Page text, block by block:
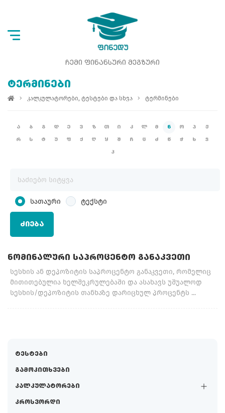
ᲩᲔᲛᲘ ᲤᲘᲜᲐᲜᲡᲣᲠᲘ ᲛᲔᲒᲖᲣᲠᲘ
ტესტები
გამოკითხვები
კალკულატორები
კროსვორდი
ᲢᲔᲠᲛᲘᲜᲔᲑᲘ
კალკულატორები, ტესტები და სხვა ტერმინები
Ა Ბ Გ Დ Ე Ვ Ზ Თ Ი Კ Ლ Მ Ნ Ო Პ Ჟ
Რ Ს Ტ Უ Ფ Ქ Ღ Ყ Შ Ჩ Ც Ძ Წ Ჭ Ხ Ჯ
Ჰ
სათაური ტექსტი
ᲫᲘᲔᲑᲐ
ᲜᲝᲛᲘᲜᲐᲚᲣᲠᲘ ᲡᲐᲞᲠᲝᲪᲔᲜᲢᲝ ᲒᲐᲜᲐᲙᲕᲔᲗᲘ
სესხის ან დეპოზიტის საპროცენტო განაკვეთი, რომელიც
მითითებულია ხელშეკრულებაში და ასახავს უშუალოდ
სესხის/დეპოზიტის თანხაზე დარიცხულ პროცენტს ...